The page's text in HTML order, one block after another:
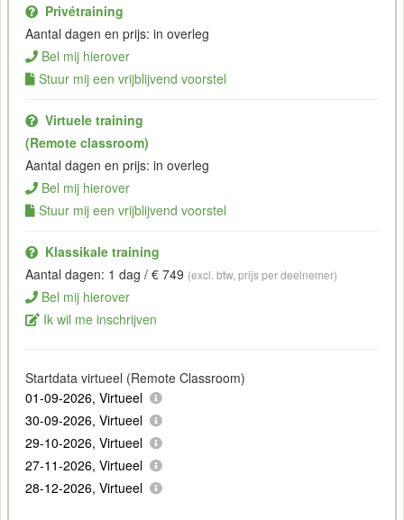
Privétraining
Aantal dagen en prijs: in overleg
Bel mij hierover
Stuur mij een vrijblijvend voorstel
Virtuele training
(Remote classroom)
Aantal dagen en prijs: in overleg
Bel mij hierover
Stuur mij een vrijblijvend voorstel
Klassikale training
Aantal dagen: 1 dag / € 749 (excl. btw, prijs per deelnemer)
Bel mij hierover
Ik wil me inschrijven
Startdata virtueel (Remote Classroom)
01-09-2026, Virtueel
30-09-2026, Virtueel
29-10-2026, Virtueel
27-11-2026, Virtueel
28-12-2026, Virtueel